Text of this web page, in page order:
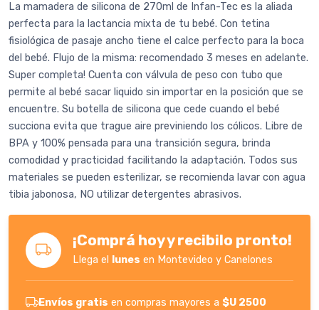
La mamadera de silicona de 270ml de Infan-Tec es la aliada
perfecta para la lactancia mixta de tu bebé. Con tetina
fisiológica de pasaje ancho tiene el calce perfecto para la boca
del bebé. Flujo de la misma: recomendado 3 meses en adelante.
Super completa! Cuenta con válvula de peso con tubo que
permite al bebé sacar liquido sin importar en la posición que se
encuentre. Su botella de silicona que cede cuando el bebé
succiona evita que trague aire previniendo los cólicos. Libre de
BPA y 100% pensada para una transición segura, brinda
comodidad y practicidad facilitando la adaptación. Todos sus
materiales se pueden esterilizar, se recomienda lavar con agua
tibia jabonosa, NO utilizar detergentes abrasivos.
¡Comprá hoy y recibilo pronto!
Llega el lunes en Montevideo y Canelones
Envíos gratis en compras mayores a $U 2500